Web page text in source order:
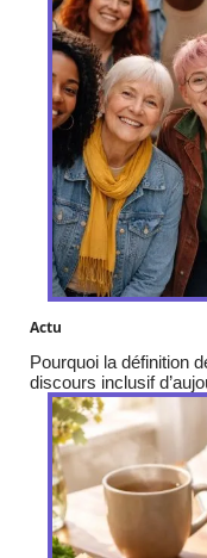
Actu
Pourquoi la définition
discours inclusif